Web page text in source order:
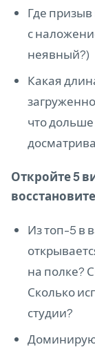
Где
с
неявный?)
Какая
что дольше
Откройте 5
Из топ-5 в
на полке?
Сколько
студии?